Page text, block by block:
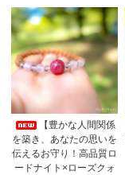
【豊かな人間関係
を築き、あなたの思いを
伝えるお守り！高品質ロ
ードナイト×ローズクォ